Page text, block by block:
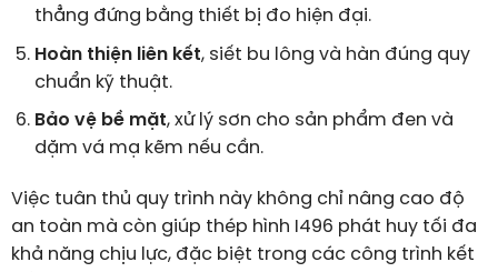
thẳng đứng bằng thiết bị đo hiện đại.
Hoàn thiện liên kết, siết bu lông và hàn đúng quy
chuẩn kỹ thuật.
Bảo vệ bề mặt, xử lý sơn cho sản phẩm đen và
dặm vá mạ kẽm nếu cần.
Việc tuân thủ quy trình này không chỉ nâng cao độ
an toàn mà còn giúp thép hình I496 phát huy tối đa
khả năng chịu lực, đặc biệt trong các công trình kết